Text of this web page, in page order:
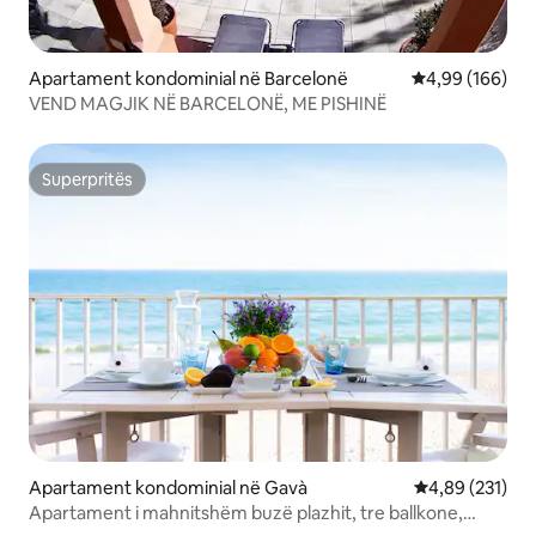
Apartament kondominial në Barcelonë Vlerësimi
4,99 (166)
VEND MAGJIK NË BARCELONË, ME PISHINË
Superpritës
Superpritës
Apartament kondominial në Gavà Vlerësimi
4,89 (231)
Apartament i mahnitshëm buzë plazhit, tre ballkone,